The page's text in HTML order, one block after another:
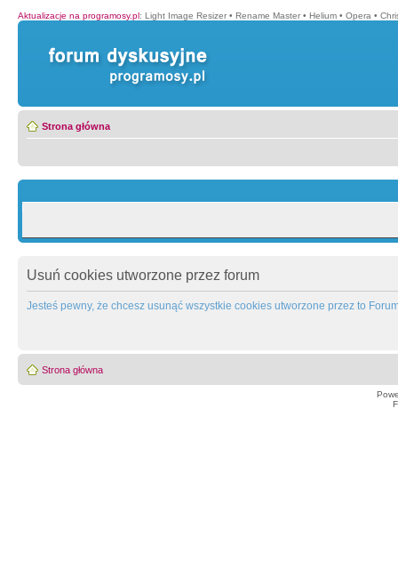
Aktualizacje na programosy.pl: Light Image Resizer • Rename Master • Helium • Opera •
Strona główna
Usuń cookies utworzone przez forum
Jesteś pewny, że chcesz usunąć wszystkie cookies utworzone przez to
Strona główna